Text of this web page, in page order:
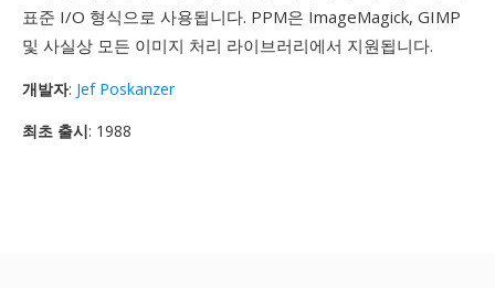
표준 I/O 형식으로 사용됩니다. PPM은 ImageMagick, GIMP
및 사실상 모든 이미지 처리 라이브러리에서 지원됩니다.
개발자: Jef Poskanzer
최초 출시: 1988